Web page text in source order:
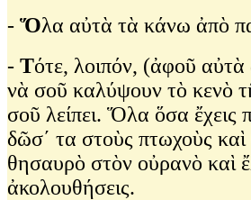
- Ὅλα αὐτὰ τὰ κάνω ἀπὸ
- Τότε, λοιπόν, (ἀφοῦ αὐτὰ
νὰ σοῦ καλύψουν τὸ κενὸ
σοῦ λείπει. Ὅλα ὅσα ἔχεις
δῶσ΄ τα στοὺς πτωχοὺς καὶ
θησαυρὸ στὸν οὐρανὸ καὶ
ἀκολουθήσεις.